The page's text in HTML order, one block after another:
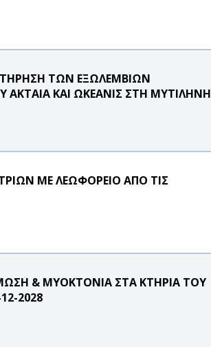
ΤΩΝ ΕΞΩΛΕΜΒΙΩΝ
ΚΑΙ ΩΚΕΑΝΙΣ ΣΤΗ ΜΥΤΙΛΗΝΗ
ΜΕ ΛΕΩΦΟΡΕΙΟ ΑΠΟ ΤΙΣ
& ΜΥΟΚΤΟΝΙΑ ΣΤΑ ΚΤΗΡΙΑ ΤΟΥ
2028